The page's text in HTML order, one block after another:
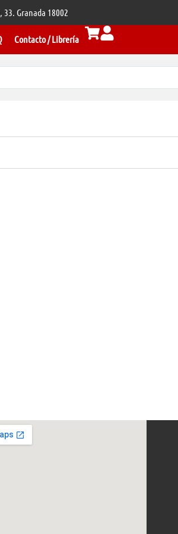
33. Granada 18002
Contacto / Librería